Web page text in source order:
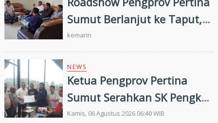
Sumut Berlanjut ke Taput,
Pengkab Siap Dukung
Pembinaan dan Targetkan
Prestasi di Porprovsu 2026
kemarin
NEWS
Ketua Pengprov Pertina
Sumut Serahkan SK Pengkab
Pertina Madina Periode
Kamis, 06 Agustus 2026 06:40 WIB